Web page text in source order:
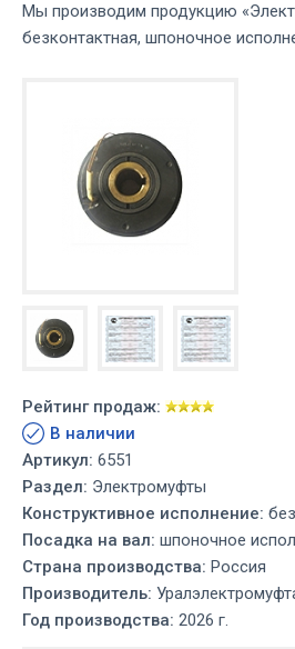
Мы производим продукцию
безконтактная, шпоночное
Рейтинг продаж:
В наличии
Артикул: 6551
Раздел: Электромуфты
Конструктивное исполнение:
Посадка на вал: шпоночное
Страна производства: Россия
Производитель:
Год производства: 2026 г.